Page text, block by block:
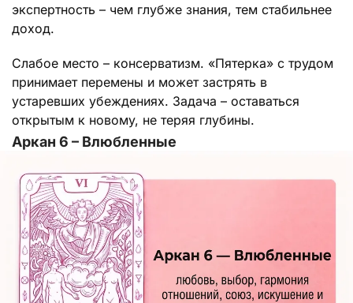
экспертность – чем глубже знания, тем стабильнее
доход.
Слабое место – консерватизм. «Пятерка» с трудом
принимает перемены и может застрять в
устаревших убеждениях. Задача – оставаться
открытым к новому, не теряя глубины.
Аркан 6 – Влюбленные